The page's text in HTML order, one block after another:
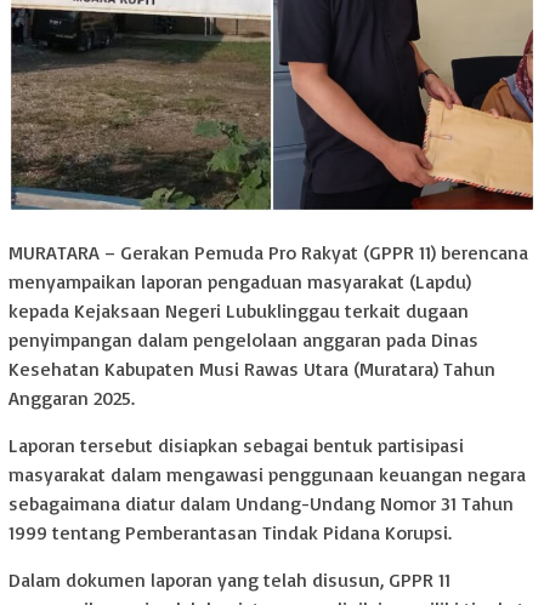
MURATARA – Gerakan Pemuda Pro Rakyat (GPPR 11) berencana
menyampaikan laporan pengaduan masyarakat (Lapdu)
kepada Kejaksaan Negeri Lubuklinggau terkait dugaan
penyimpangan dalam pengelolaan anggaran pada Dinas
Kesehatan Kabupaten Musi Rawas Utara (Muratara) Tahun
Anggaran 2025.
Laporan tersebut disiapkan sebagai bentuk partisipasi
masyarakat dalam mengawasi penggunaan keuangan negara
sebagaimana diatur dalam Undang-Undang Nomor 31 Tahun
1999 tentang Pemberantasan Tindak Pidana Korupsi.
Dalam dokumen laporan yang telah disusun, GPPR 11